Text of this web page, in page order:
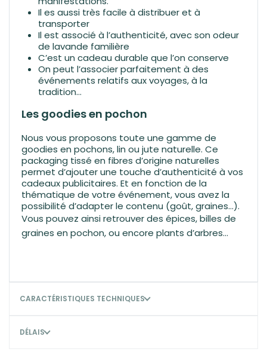
Il es aussi très facile à distribuer et à
transporter
Il est associé à l’authenticité, avec son odeur
de lavande familière
C’est un cadeau durable que l’on conserve
On peut l’associer parfaitement à des
événements relatifs aux voyages, à la
tradition…
Les goodies en pochon
Nous vous proposons toute une gamme de
goodies en pochons, lin ou jute naturelle. Ce
packaging tissé en fibres d’origine naturelles
permet d’ajouter une touche d’authenticité à vos
cadeaux publicitaires. Et en fonction de la
thématique de votre événement, vous avez la
possibilité d’adapter le contenu (goût, graines…).
Vous pouvez ainsi retrouver des épices,billes de
graines en pochon, ou encore plants d’arbres…
CARACTÉRISTIQUES TECHNIQUES
DÉLAIS